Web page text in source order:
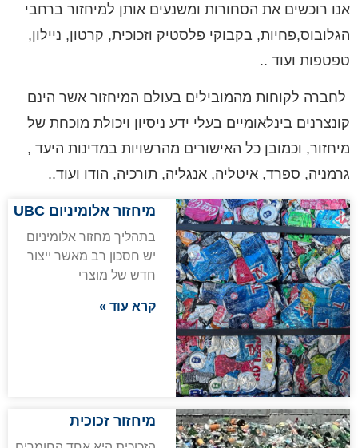
אנו רוכשים את הסחורות ומשנעים אותן למיחזור ברחבי
הגלובוס,פחיות, בקבוקי פלסטיק וזכוכית, קרטון, ניילון,
טפטפות ועוד ..
לחברה לקוחות מהמובילים בעולם המיחזור אשר הינם
קונצרנים בינלאומיים בעלי ידע ניסיון ויכולת מוכחת של
מיחזור, וכמובן כל האישורים מהרשויות במדינות היעד ,
גרמניה, ספרד, איטליה, אנגליה, תורכיה, הודו ועוד..
מיחזור אלומיניום UBC
בתהליך מחזור אלומיניום
יש חסכון רב מאשר ייצור
חדש של מוצרי
קרא עוד »
מיחזור זכוכית